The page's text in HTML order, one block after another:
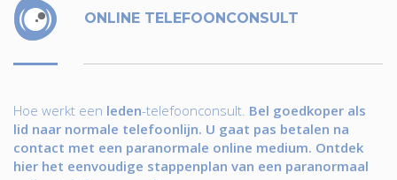
ONLINE TELEFOONCONSULT
Hoe werkt een leden-telefoonconsult. Bel goedkoper als
lid naar normale telefoonlijn. U gaat pas betalen na
contact met een paranormale online medium. Ontdek
hier het eenvoudige stappenplan van een paranormaal